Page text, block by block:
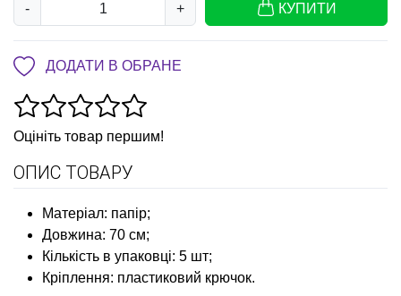
- + КУПИТИ
ДОДАТИ В ОБРАНЕ
Оцініть товар першим!
ОПИС ТОВАРУ
Матеріал: папір;
Довжина: 70 см;
Кількість в упаковці: 5 шт;
Кріплення: пластиковий крючок.